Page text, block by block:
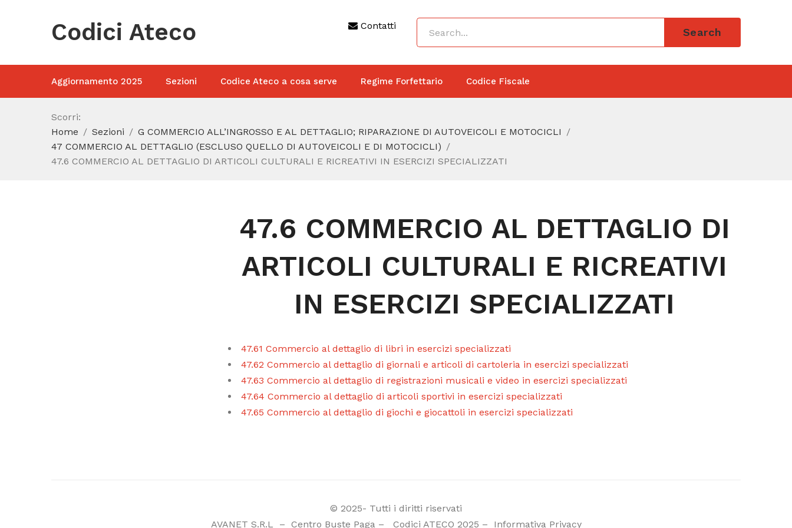
Codici Ateco Contatti
Search
Aggiornamento 2025 Sezioni Codice Ateco a cosa serve Regime Forfettario Codice Fiscale
Scorri:
Home
Sezioni
G COMMERCIO ALL’INGROSSO E AL DETTAGLIO; RIPARAZIONE DI AUTOVEICOLI E MOTOCICLI
47 COMMERCIO AL DETTAGLIO (ESCLUSO QUELLO DI AUTOVEICOLI E DI MOTOCICLI)
47.6 COMMERCIO AL DETTAGLIO DI ARTICOLI CULTURALI E RICREATIVI IN ESERCIZI SPECIALIZZATI
47.6 COMMERCIO AL DETTAGLIO DI
ARTICOLI CULTURALI E RICREATIVI
IN ESERCIZI SPECIALIZZATI
47.61 Commercio al dettaglio di libri in esercizi specializzati
47.62 Commercio al dettaglio di giornali e articoli di cartoleria in esercizi specializzati
47.63 Commercio al dettaglio di registrazioni musicali e video in esercizi specializzati
47.64 Commercio al dettaglio di articoli sportivi in esercizi specializzati
47.65 Commercio al dettaglio di giochi e giocattoli in esercizi specializzati
© 2025- Tutti i diritti riservati
AVANET S.R.L
– Centro Buste Paga– Codici ATECO 2025 – Informativa Privacy